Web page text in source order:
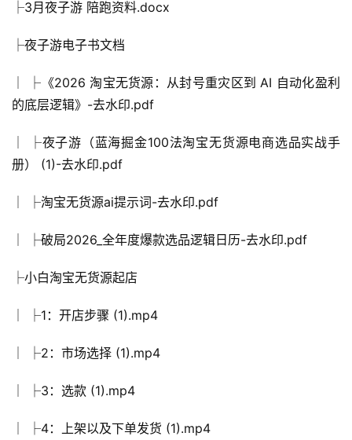
├3月夜子游 陪跑资料.docx
├夜子游电子书文档
│ ├《2026 淘宝无货源：从封号重灾区到 AI 自动化盈利
的底层逻辑》-去水印.pdf
│ ├夜子游（蓝海掘金100法淘宝无货源电商选品实战手
册） (1)-去水印.pdf
│ ├淘宝无货源ai提示词-去水印.pdf
│ ├破局2026_全年度爆款选品逻辑日历-去水印.pdf
├小白淘宝无货源起店
│ ├1：开店步骤 (1).mp4
│ ├2：市场选择 (1).mp4
│ ├3：选款 (1).mp4
│ ├4：上架以及下单发货 (1).mp4